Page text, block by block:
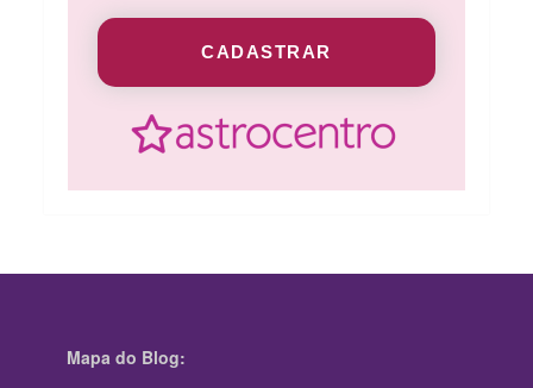
CADASTRAR
Mapa do Blog: